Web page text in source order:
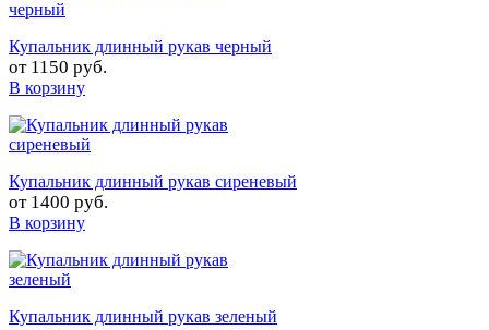
Купальник длинный рукав черный
от 1150 руб.
В корзину
Купальник длинный рукав сиреневый
от 1400 руб.
В корзину
Купальник длинный рукав зеленый